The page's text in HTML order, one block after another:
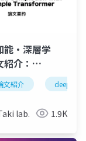
人工知能 深層学
能・深層学
介：
Patch
Point
文紹介
lab. 1.9K